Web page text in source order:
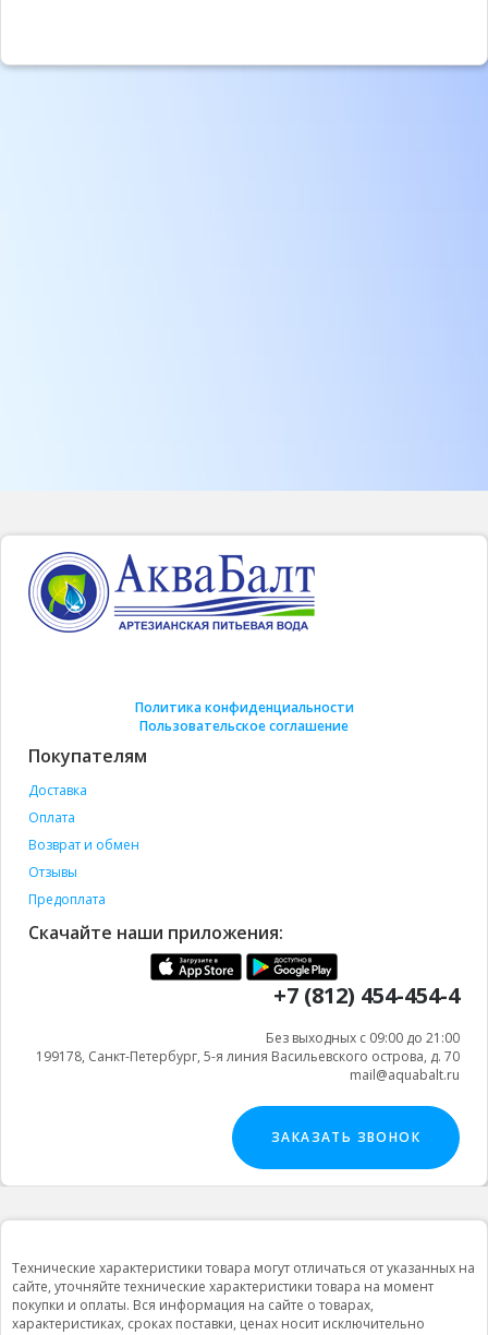
Политика конфиденциальности
Пользовательское соглашение
Покупателям
Доставка
Оплата
Возврат и обмен
Отзывы
Предоплата
Скачайте наши приложения:
+7 (812) 454-454-4
Без выходных с 09:00 до 21:00
199178, Санкт-Петербург, 5-я линия Васильевского острова, д. 70
mail@aquabalt.ru
ЗАКАЗАТЬ ЗВОНОК
Технические характеристики товара могут отличаться от указанных на
сайте, уточняйте технические характеристики товара на момент
покупки и оплаты. Вся информация на сайте о товарах,
характеристиках, сроках поставки, ценах носит исключительно